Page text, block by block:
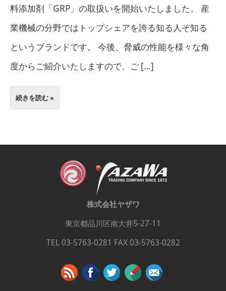
料添加剤「GRP」の取扱いを開始いたしました。 産
業機械の分野ではトップシェアを誇る知る人ぞ知る
というブランドです。 今後、脅威の性能を様々な角
度からご紹介いたしますので、ご […]
続きを読む »
株式会社ヤザワ
東京都品川区南大井5-27-11
TEL 03-5763-0281 FAX 03-5763-0282